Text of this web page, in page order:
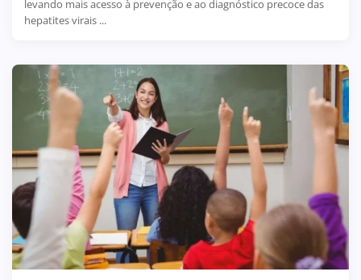
levando mais acesso à prevenção e ao diagnóstico precoce das
hepatites virais ...